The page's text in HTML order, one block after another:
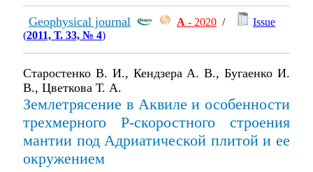
Geophysical journal А - 2020 /
Issue
(2011, Т. 33, № 4)
Старостенко В. И., Кендзера А. В., Бугаенко И.
В., Цветкова Т. А.
Землетрясение в Аквиле и особенности
трехмерного Р-скоростного строения
мантии под Адриатической плитой и ее
окружением